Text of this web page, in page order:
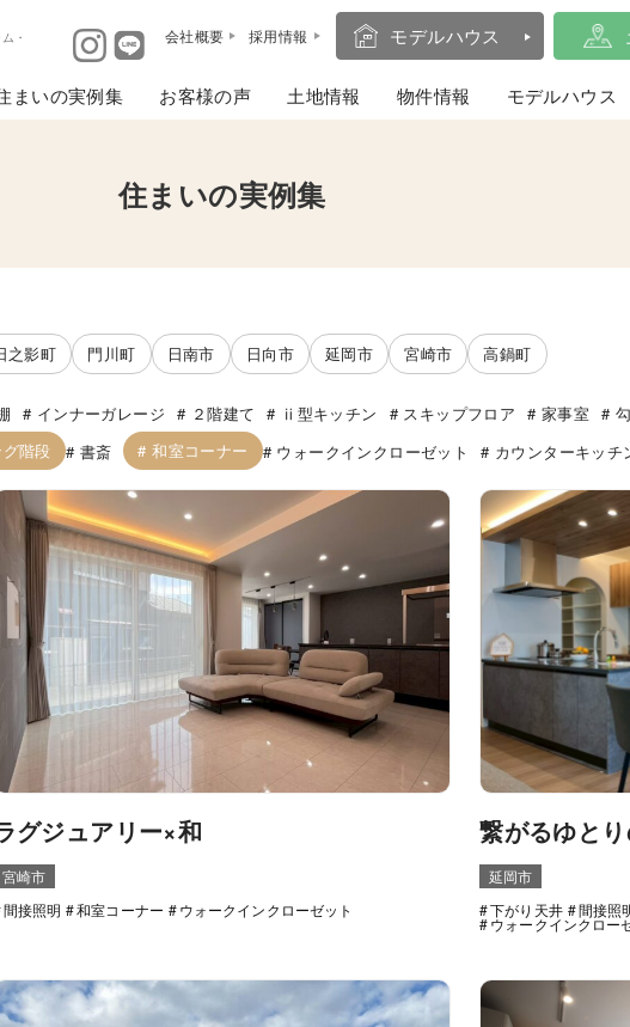
・
会社概要 採用情報 モデルハウス
まいの実例集 お客様の声 土地情報 物件情報 モデルハウス
住まいの実例集
之影町 門川町 日南市 日向市 延岡市 宮崎市 高鍋町
インナーガレージ ２階建て ⅱ型キッチン スキップフロア 家事室
階段 書斎 和室コーナー ウォークインクローゼット カウンターキッチ
グジュアリー×和
宮崎市
間接照明
和室コーナー ウォークインクローゼット
繋がるゆと
延岡市
下がり天井
間接照
ウォークインクロー